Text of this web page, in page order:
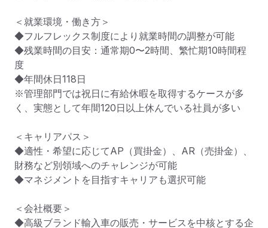
＜就業環境・働き方＞
◆フルフレックス制度により就業時間の調整が可能
◆残業時間の目安：通常期0〜2時間、繁忙期10時間程
度
◆年間休日118日
※管理部門では祝日に有給休暇を取得するケースが多
く、実態として年間120日以上休んでいる社員が多い
＜キャリアパス＞
◆適性・希望に応じてAP（買掛金）、AR（売掛金）、
財務など別領域へのチャレンジが可能
◆マネジメントを目指すキャリアも選択可能
＜会社概要＞
◆高級ブランド輸入車の販売・サービスを中核とする企